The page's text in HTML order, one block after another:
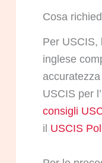
Cosa
Per USCIS,
inglese
USCIS per
consigli
il USCIS